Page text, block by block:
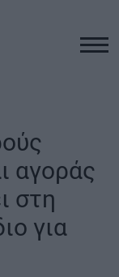
αγοράς
στη
για